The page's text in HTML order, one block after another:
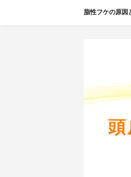
脂性フケの原因